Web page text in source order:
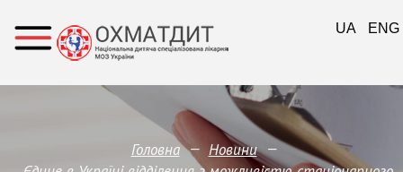
Головна — Новини —
UA ENG